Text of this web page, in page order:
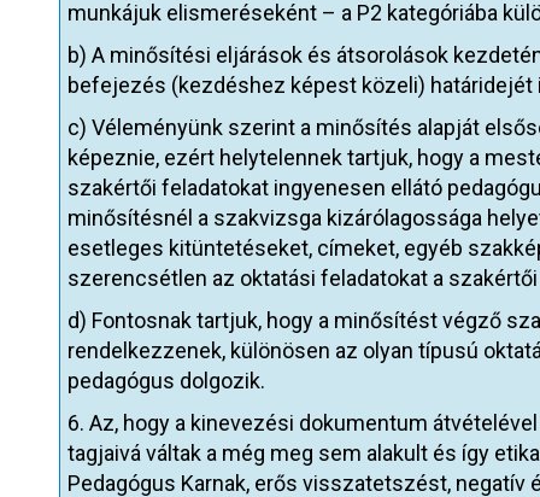
munkájuk elismeréseként – a P2 kategóriába
b) A minősítési eljárások és átsorolások
befejezés (kezdéshez képest közeli) határidejét
c) Véleményünk szerint a minősítés alapját
képeznie, ezért helytelennek tartjuk, hogy a
szakértői feladatokat ingyenesen ellátó
minősítésnél a szakvizsga kizárólagossága
esetleges kitüntetéseket, címeket, egyéb
szerencsétlen az oktatási feladatokat a
d) Fontosnak tartjuk, hogy a minősítést végző
rendelkezzenek, különösen az olyan típusú
pedagógus dolgozik.
6. Az, hogy a kinevezési dokumentum
tagjaivá váltak a még meg sem alakult és így
Pedagógus Karnak, erős visszatetszést,